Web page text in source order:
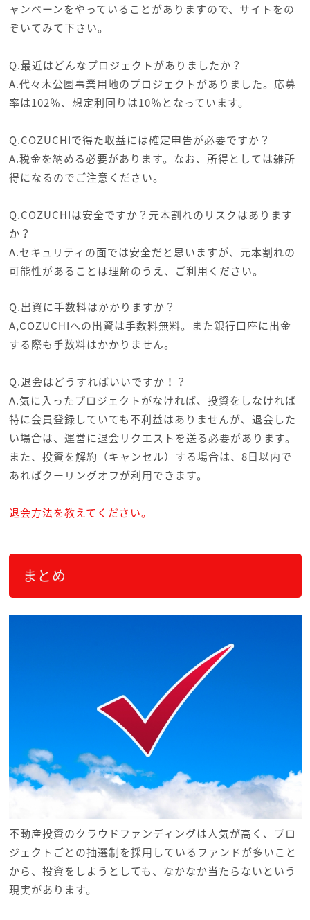
ャンペーンをやっていることがありますので、サイトをの
ぞいてみて下さい。
Q.最近はどんなプロジェクトがありましたか？
A.代々木公園事業用地のプロジェクトがありました。応募
率は102％、想定利回りは10％となっています。
Q.COZUCHIで得た収益には確定申告が必要ですか？
A.税金を納める必要があります。なお、所得としては雑所
得になるのでご注意ください。
Q.COZUCHIは安全ですか？元本割れのリスクはあります
か？
A.セキュリティの面では安全だと思いますが、元本割れの
可能性があることは理解のうえ、ご利用ください。
Q.出資に手数料はかかりますか？
A,COZUCHIへの出資は手数料無料。また銀行口座に出金
する際も手数料はかかりません。
Q.退会はどうすればいいですか！？
A.気に入ったプロジェクトがなければ、投資をしなければ
特に会員登録していても不利益はありませんが、退会した
い場合は、運営に退会リクエストを送る必要があります。
また、投資を解約（キャンセル）する場合は、8日以内で
あればクーリングオフが利用できます。
退会方法を教えてください。
まとめ
不動産投資のクラウドファンディングは人気が高く、プロ
ジェクトごとの抽選制を採用しているファンドが多いこと
から、投資をしようとしても、なかなか当たらないという
現実があります。